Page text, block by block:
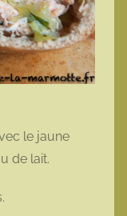
le jaune
de lait.